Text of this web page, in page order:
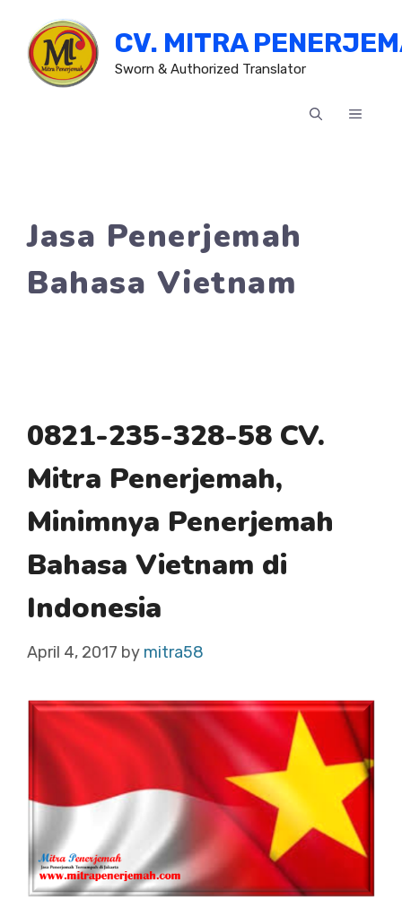
content
CV. MITRA
Sworn & Authorized Translator
MENU
Jasa Penerjemah
Bahasa Vietnam
0821-235-328-58 CV.
Mitra Penerjemah,
Minimnya Penerjemah
Bahasa Vietnam di
Indonesia
April 4, 2017 by mitra58